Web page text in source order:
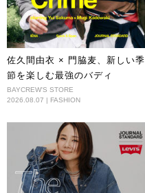
佐久間由衣 × 門脇麦、新しい季
節を楽しむ最強のバディ
BAYCREW'S STORE
2026.08.07 | FASHION